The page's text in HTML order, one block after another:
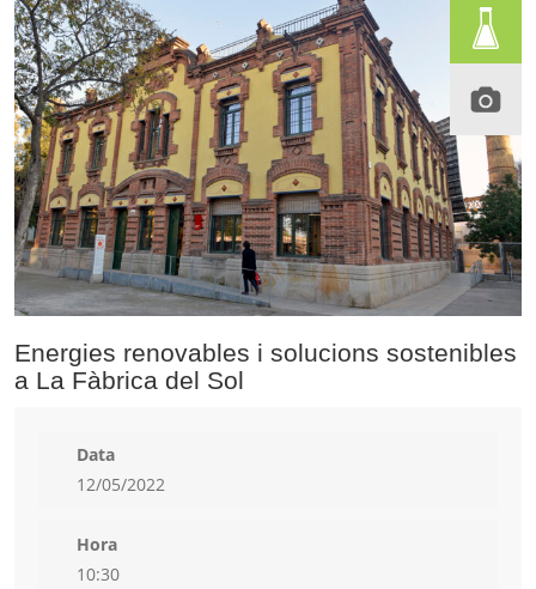
Energies renovables i solucions sostenibles
a La Fàbrica del Sol
Data
12/05/2022
Hora
10:30